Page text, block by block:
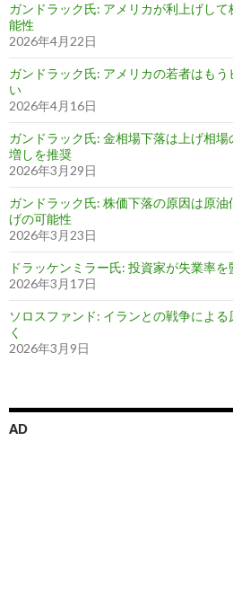
ガンドラック氏: アメリカが利上げし
能性
2026年4月22日
ガンドラック氏: アメリカの若者はも
い
2026年4月16日
ガンドラック氏: 金相場下落は上げ相
増しを推奨
2026年3月29日
ガンドラック氏: 株価下落の原因は原
げの可能性
2026年3月23日
ドラッケンミラー氏: 投資家が失業率
2026年3月17日
ソロスファンド: イランとの戦争によ
く
2026年3月9日
AD